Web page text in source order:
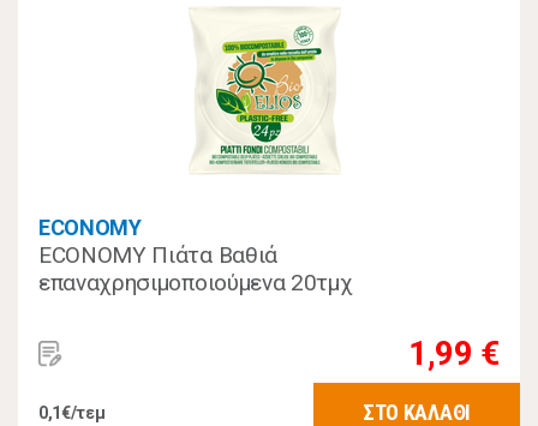
ECONOMY
ECONOMY Πιάτα Βαθιά
επαναχρησιμοποιούμενα 20τμχ
1,99 €
0,1€/τεμ ΣΤΟ ΚΑΛΑΘΙ